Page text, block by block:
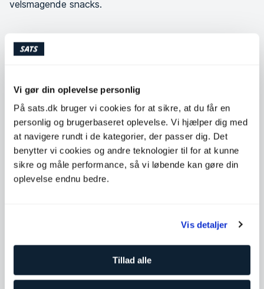
Vi gør din oplevelse personlig
På sats.dk bruger vi cookies for at sikre, at du får en
personlig og brugerbaseret oplevelse. Vi hjælper dig med
at navigere rundt i de kategorier, der passer dig. Det
benytter vi cookies og andre teknologier til for at kunne
sikre og måle performance, så vi løbende kan gøre din
oplevelse endnu bedre.
Vis detaljer
Tillad alle
velsmagende snacks.
Kategori Opskrifter
Af og til har man bare lyst til noget sødt uden at skulle
indtage raffineret sukker eller gå på kompromis med smagen.
Herunder har vi samlet fire opskrifter på gode snacks fra
vores opskriftsamling.
Ingen af opskrifterne herunder indeholder hvidt sukker. De
eller friske bær, som indeholder mindre fruktose end frugt.
de alligevel meget energirige (gælder ikke grønkålschips).
Hvis dit mål er at tabe dig, kan det være en god idé kun at